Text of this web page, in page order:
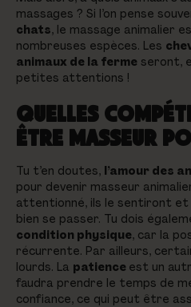
massages ? Si l’on pense
chats, le massage animalier
nombreuses espèces. Les
animaux de la ferme seront,
petites attentions !
QUELLES
ÊTRE MASSEUR
Tu t’en doutes, l’amour des
pour devenir masseur
attentionné, ils le sentiront et
bien se passer. Tu dois
condition physique, car la
récurrente. Par ailleurs,
lourds. La patience est un
faudra prendre le temps de
confiance, ce qui peut être